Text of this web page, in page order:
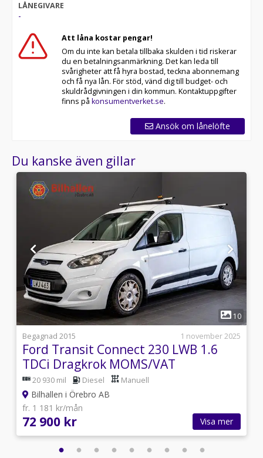
LÅNEGIVARE
-
Att låna kostar pengar!
Om du inte kan betala tillbaka skulden i tid riskerar
du en betalningsanmärkning. Det kan leda till
svårigheter att få hyra bostad, teckna abonnemang
och få nya lån. För stöd, vänd dig till budget- och
skuldrådgivningen i din kommun. Kontaktuppgifter
finns på konsumentverket.se.
Ansök om lånelöfte
Du kanske även gillar
1
10
Begagnad 2015
1 november 2025
Ford Transit Connect 230 LWB 1.6
TDCi Dragkrok MOMS/VAT
20 930 mil Diesel Manuell
Bilhallen i Örebro AB
fr. 1 181 kr/mån
72 900 kr Visa mer